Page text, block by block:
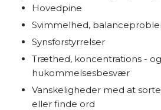
Hovedpine
Svimmelhed,
​Synsforstyrrelser
Træthed, koncentrations - og
hukommelsesbesvær
Vanskeligheder med at
eller finde ord